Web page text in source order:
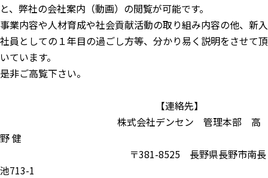
と、弊社の会社案内（動画）の閲覧が可能です。
事業内容や人材育成や社会貢献活動の取り組み内容の他、新入
社員としての１年目の過ごし方等、分かり易く説明をさせて頂
いています。
是非ご高覧下さい。
【連絡先】
株式会社デンセン 管理本部 高
野 健
〒381-8525 長野県長野市南長
池713-1